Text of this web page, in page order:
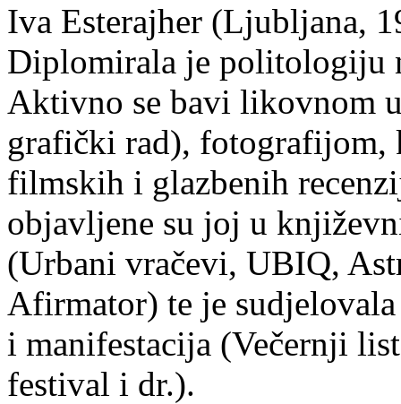
Iva Esterajher (Ljubljana,
Diplomirala je politologiju
Aktivno se bavi likovnom
grafički rad), fotografijom,
filmskih i glazbenih
objavljene su joj u
(Urbani vračevi, UBIQ,
Afirmator) te je
i manifestacija (Večernji
festival i dr.).